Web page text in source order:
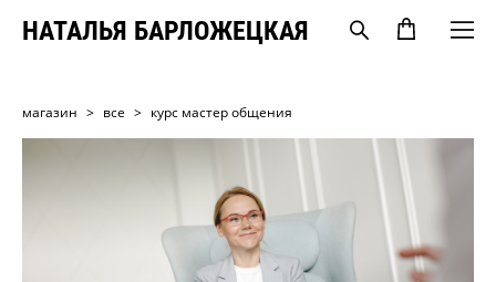
НАТАЛЬЯ БАРЛОЖЕЦКАЯ
магазин > все > курс мастер общения